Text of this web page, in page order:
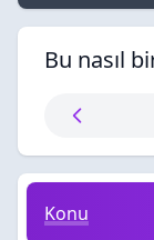
Bu nasıl
Bu nasıl bir
Konu